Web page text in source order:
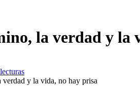
la verdad y la
verdad y la vida, no hay prisa